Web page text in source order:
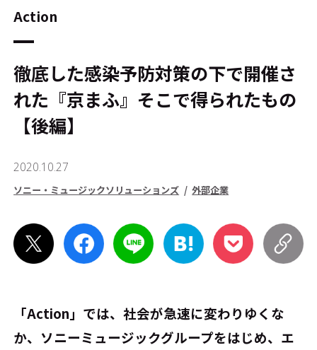
Action
徹底した感染予防対策の下で開催さ
れた『京まふ』――そこで得られたもの
【後編】
2020.10.27
ソニー・ミュージックソリューションズ 外部企業
「Action」では、社会が急速に変わりゆくな
か、ソニーミュージックグループをはじめ、エ